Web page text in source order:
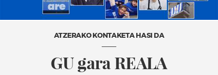
ATZERAKO KONTAKETA HASI DA
GU gara REALA